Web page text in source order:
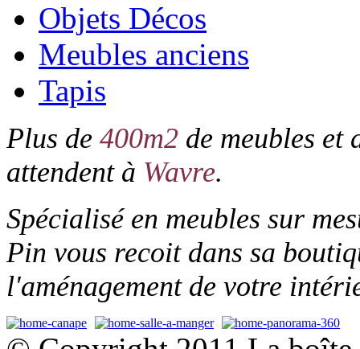
Objets Décos
Meubles anciens
Tapis
Plus de 400m2 de meubles et
attendent à Wavre.
Spécialisé en meubles sur
Pin vous recoit dans sa
l'aménagement de votre